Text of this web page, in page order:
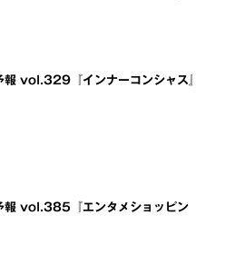
報 vol.329『インナーコンシャス』
報 vol.385『エンタメショッピン